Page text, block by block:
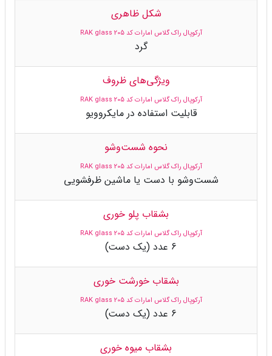
شکل ظاهری
آرکوپال راک گلاس امارات کد 205 RAK glass
گرد
ویژگی‌های ظروف
آرکوپال راک گلاس امارات کد 205 RAK glass
قابلیت استفاده در مایکروویو
نحوه شست‌وشو
آرکوپال راک گلاس امارات کد 205 RAK glass
شست‌وشو با دست یا ماشین ظرفشویی
بشقاب پلو خوری
آرکوپال راک گلاس امارات کد 205 RAK glass
6 عدد (یک دست)
بشقاب خورشت خوری
آرکوپال راک گلاس امارات کد 205 RAK glass
6 عدد (یک دست)
بشقاب میوه خوری